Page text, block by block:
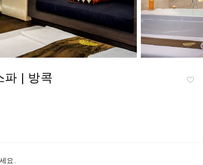
파 | 방콕
요.